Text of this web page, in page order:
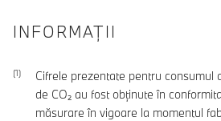
INFORMAŢII
Cifrele prezentate pentru consumul
de CO₂ au fost obţinute în
măsurare în vigoare la momentul